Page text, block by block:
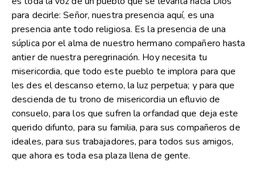
para decirle: Señor, nuestra presencia aquí, es una
presencia ante todo religiosa. Es la presencia de una
súplica por el alma de nuestro hermano compañero hasta
antier de nuestra peregrinación. Hoy necesita tu
misericordia, que todo este pueblo te implora para que
les des el descanso eterno, la luz perpetua; y para que
descienda de tu trono de misericordia un efluvio de
consuelo, para los que sufren la orfandad que deja este
querido difunto, para su familia, para sus compañeros de
ideales, para sus trabajadores, para todos sus amigos,
que ahora es toda esa plaza llena de gente.